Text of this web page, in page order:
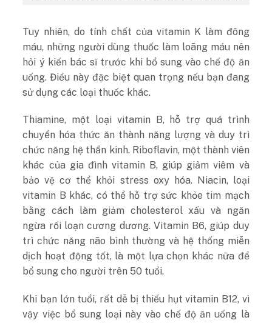
Tuy nhiên, do tính chất của vitamin K làm đông
máu, những người dùng thuốc làm loãng máu nên
hỏi ý kiến ​​bác sĩ trước khi bổ sung vào chế độ ăn
uống. Điều này đặc biệt quan trọng nếu bạn đang
sử dụng các loại thuốc khác.
Thiamine, một loại vitamin B, hỗ trợ quá trình
chuyển hóa thức ăn thành năng lượng và duy trì
chức năng hệ thần kinh. Riboflavin, một thành viên
khác của gia đình vitamin B, giúp giảm viêm và
bảo vệ cơ thể khỏi stress oxy hóa. Niacin, loại
vitamin B khác, có thể hỗ trợ sức khỏe tim mạch
bằng cách làm giảm cholesterol xấu và ngăn
ngừa rối loạn cương dương. Vitamin B6, giúp duy
trì chức năng não bình thường và hệ thống miễn
dịch hoạt động tốt, là một lựa chọn khác nữa để
bổ sung cho người trên 50 tuổi.
Khi bạn lớn tuổi, rất dễ bị thiếu hụt vitamin B12, vì
vậy việc bổ sung loại này vào chế độ ăn uống là